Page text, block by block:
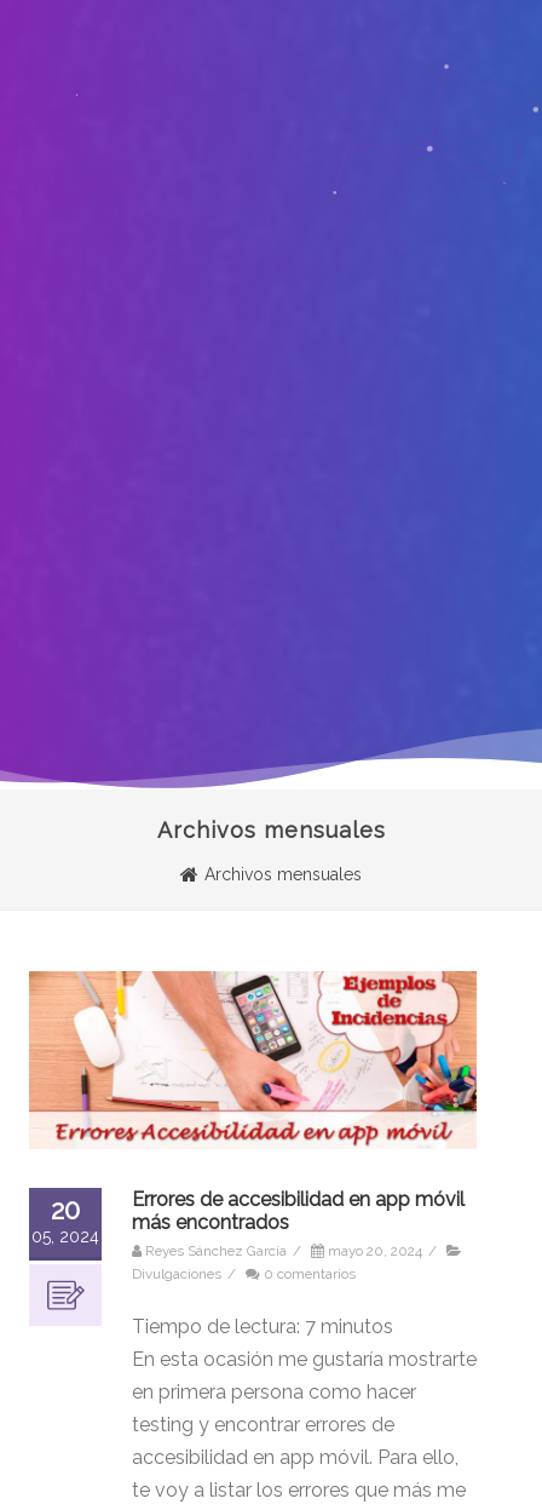
Archivos mensuales
Archivos mensuales
20
05, 2024
Errores de accesibilidad en app móvil
más encontrados
Reyes Sánchez García / mayo 20, 2024 /
Divulgaciones / 0 comentarios
Tiempo de lectura: 7 minutos
En esta ocasión me gustaría mostrarte
en primera persona como hacer
testing y encontrar errores de
accesibilidad en app móvil. Para ello,
te voy a listar los errores que más me